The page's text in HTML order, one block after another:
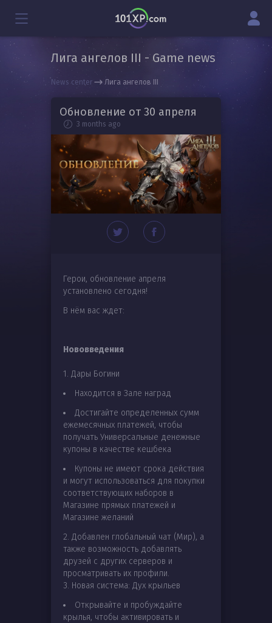
Лига ангелов III - Game news
News center Лига ангелов III
Обновление от 30 апреля
3 months ago
Герои, обновление апреля
установлено сегодня!
В нём вас ждет:
Нововведения
1. Дары Богини
Находится в Зале наград
Достигайте определенных сумм
ежемесячных платежей, чтобы
получать Универсальные денежные
купоны в качестве кешбека
Купоны не имеют срока действия
и могут использоваться для покупки
соответствующих наборов в
Магазине прямых платежей и
Магазине желаний
2. Добавлен глобальный чат (Мир), а
также возможность добавлять
друзей с других серверов и
просматривать их профили.
3. Новая система: Дух крыльев
Открывайте и пробуждайте
крылья, чтобы активировать и